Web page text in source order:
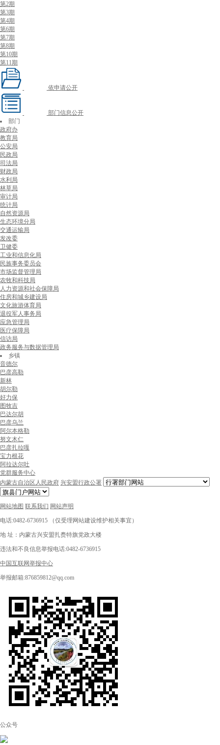
第2期
第3期
第4期
第6期
第7期
第8期
第10期
第11期
依申请公开
部门信息公开
部门
政府办
教育局
公安局
民政局
司法局
财政局
水利局
林草局
审计局
统计局
自然资源局
生态环境分局
交通运输局
发改委
卫健委
工业和信息化局
民族事务委员会
市场监督管理局
农牧和科技局
人力资源和社会保障局
住房和城乡建设局
文化旅游体育局
退役军人事务局
应急管理局
医疗保障局
信访局
政务服务与数据管理局
乡镇
音德尔
巴彦高勒
新林
胡尔勒
好力保
图牧吉
巴达尔胡
巴彦乌兰
阿尔本格勒
努文木仁
巴彦扎拉嘎
宝力根花
阿拉达尔吐
党群服务中心
内蒙古自治区人民政府 兴安盟行政公署
网站地图 联系我们 网站声明
电话:0482-6736915 （仅受理网站建设维护相关事宜）
地 址：内蒙古兴安盟扎赉特旗党政大楼
违法和不良信息举报电话:0482-6736915
中国互联网举报中心
举报邮箱:876859812@qq.com
公众号